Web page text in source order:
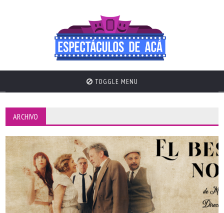
TOGGLE MENU
ARCHIVO